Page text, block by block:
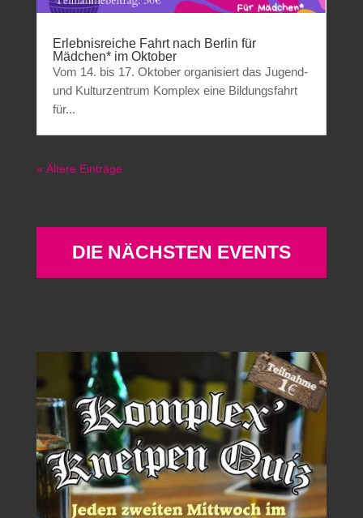
Erlebnisreiche Fahrt nach Berlin für
Mädchen* im Oktober
Vom 14. bis 17. Oktober organisiert das Jugend-
und Kulturzentrum Komplex eine Bildungsfahrt
für...
« Ältere Einträge
DIE NÄCHSTEN EVENTS